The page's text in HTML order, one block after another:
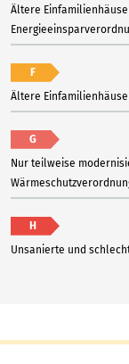
Ältere
F
Ältere
G
Nur teilweise
H
Unsanierte und